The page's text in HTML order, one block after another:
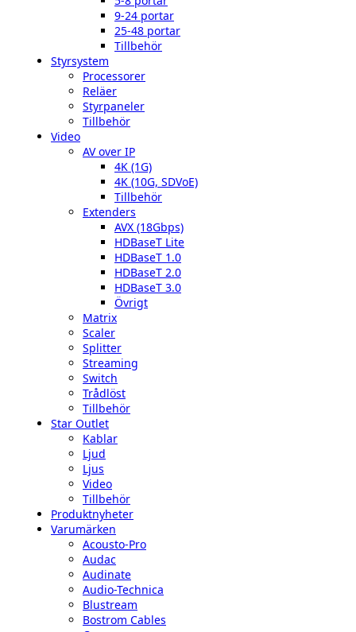
9-24 portar
25-48 portar
Tillbehör
Styrsystem
Processorer
Reläer
Styrpaneler
Tillbehör
Video
AV over IP
4K (1G)
4K (10G, SDVoE)
Tillbehör
Extenders
AVX (18Gbps)
HDBaseT Lite
HDBaseT 1.0
HDBaseT 2.0
HDBaseT 3.0
Övrigt
Matrix
Scaler
Splitter
Streaming
Switch
Trådlöst
Tillbehör
Star Outlet
Kablar
Ljud
Ljus
Video
Tillbehör
Produktnyheter
Varumärken
Acousto-Pro
Audac
Audinate
Audio-Technica
Blustream
Bostrom Cables